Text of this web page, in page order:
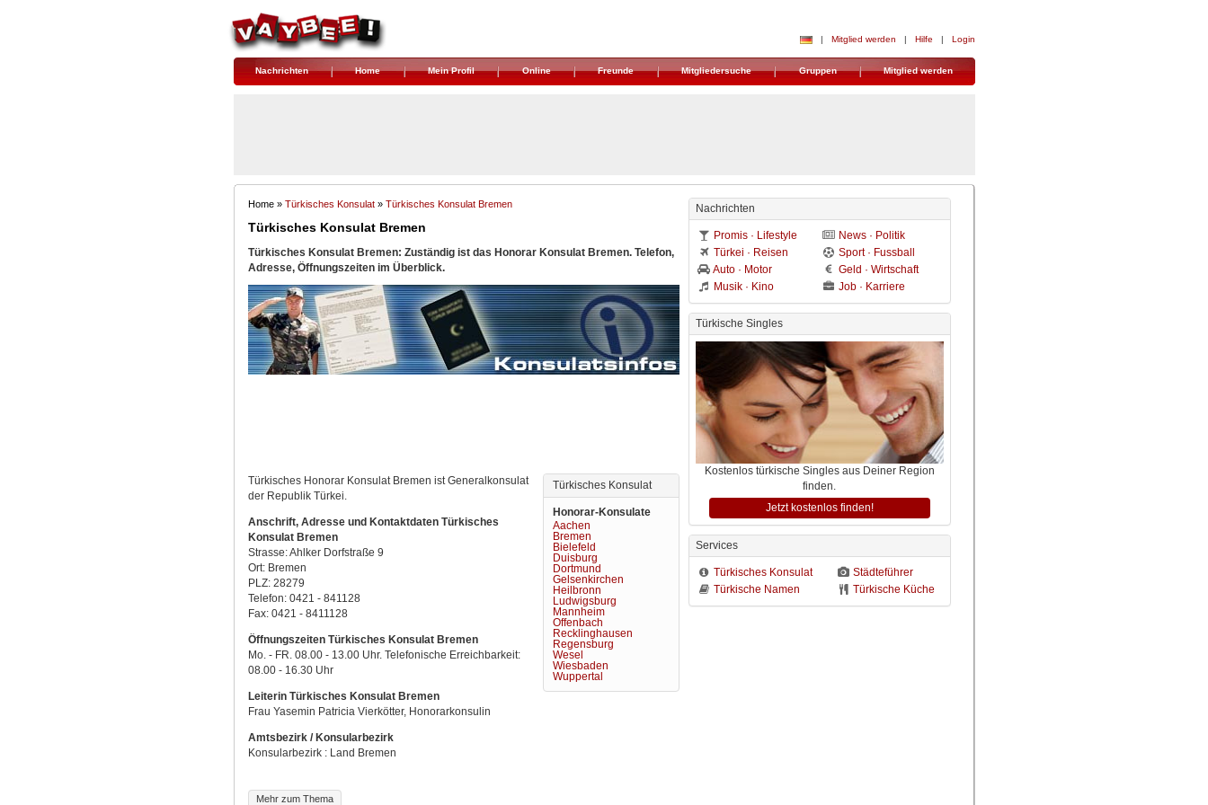
| Mitglied werden | Hilfe | Login
Nachrichten Home Mein Profil Online Freunde Mitgliedersuche Gruppen Mitglied werden
Home » Türkisches Konsulat» Türkisches Konsulat Bremen
Türkisches Konsulat Bremen
Türkisches Konsulat Bremen: Zuständig ist das Honorar Konsulat Bremen. Telefon,
Adresse, Öffnungszeiten im Überblick.
Türkisches Konsulat
Honorar-Konsulate
Aachen
Bremen
Bielefeld
Duisburg
Dortmund
Gelsenkirchen
Heilbronn
Ludwigsburg
Mannheim
Offenbach
Recklinghausen
Regensburg
Wesel
Wiesbaden
Wuppertal
Türkisches Honorar Konsulat Bremen ist Generalkonsulat
der Republik Türkei.
Anschrift, Adresse und Kontaktdaten Türkisches
Konsulat Bremen
Strasse: Ahlker Dorfstraße 9
Ort: Bremen
PLZ: 28279
Telefon: 0421 - 841128
Fax: 0421 - 8411128
Öffnungszeiten Türkisches Konsulat Bremen
Mo. - FR. 08.00 - 13.00 Uhr. Telefonische Erreichbarkeit:
08.00 - 16.30 Uhr
Leiterin Türkisches Konsulat Bremen
Frau Yasemin Patricia Vierkötter, Honorarkonsulin
Amtsbezirk / Konsularbezirk
Konsularbezirk : Land Bremen
Mehr zum Thema
Nachrichten
Promis · Lifestyle
News · Politik
Türkei · Reisen
Sport · Fussball
Auto · Motor
Geld · Wirtschaft
Musik · Kino
Job · Karriere
Türkische Singles
Kostenlos türkische Singles aus Deiner Region
finden.
Jetzt kostenlos finden!
Services
Türkisches Konsulat
Städteführer
Türkische Namen
Türkische Küche